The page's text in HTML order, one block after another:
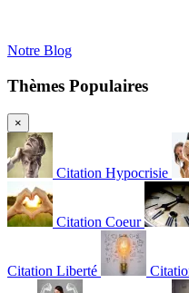
Notre Blog
Thèmes Populaires
×
Citation Hypocrisie
Citation Coeur
Citation Liberté